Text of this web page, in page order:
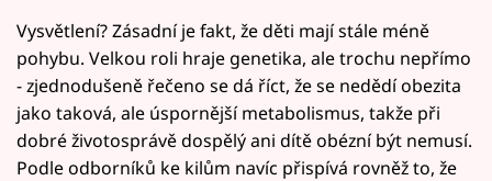
Vysvětlení? Zásadní je fakt, že děti mají stále méně
pohybu. Velkou roli hraje genetika, ale trochu nepřímo
- zjednodušeně řečeno se dá říct, že se nedědí obezita
jako taková, ale úspornější metabolismus, takže při
dobré životosprávě dospělý ani dítě obézní být nemusí.
Podle odborníků ke kilům navíc přispívá rovněž to, že